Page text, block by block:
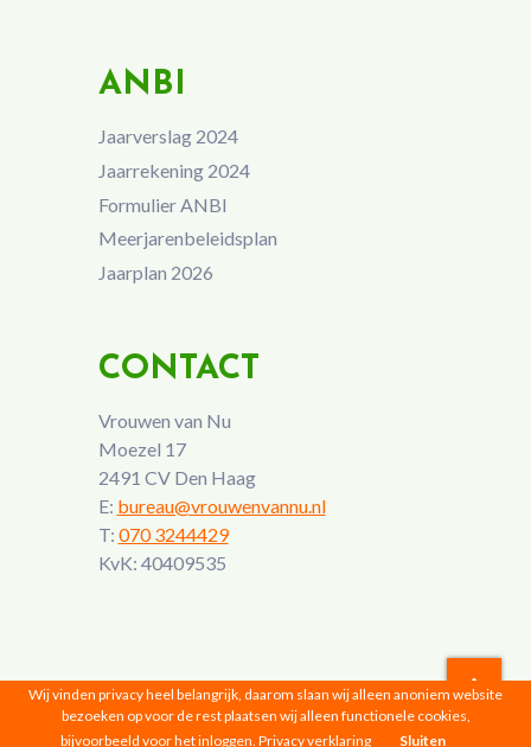
ANBI
Jaarverslag 2024
Jaarrekening 2024
Formulier ANBI
Meerjarenbeleidsplan
Jaarplan 2026
CONTACT
Vrouwen van Nu
Moezel 17
2491 CV Den Haag
E: bureau@vrouwenvannu.nl
T: 070 3244429
KvK: 40409535
Vrouwen van Nu © 2026 |Privacyverklaring
Wij vinden privacy heel belangrijk, daarom slaan wij alleen anoniem website
bezoeken op voor de rest plaatsen wij alleen functionele cookies,
bijvoorbeeld voor het inloggen. Privacy verklaring Sluiten